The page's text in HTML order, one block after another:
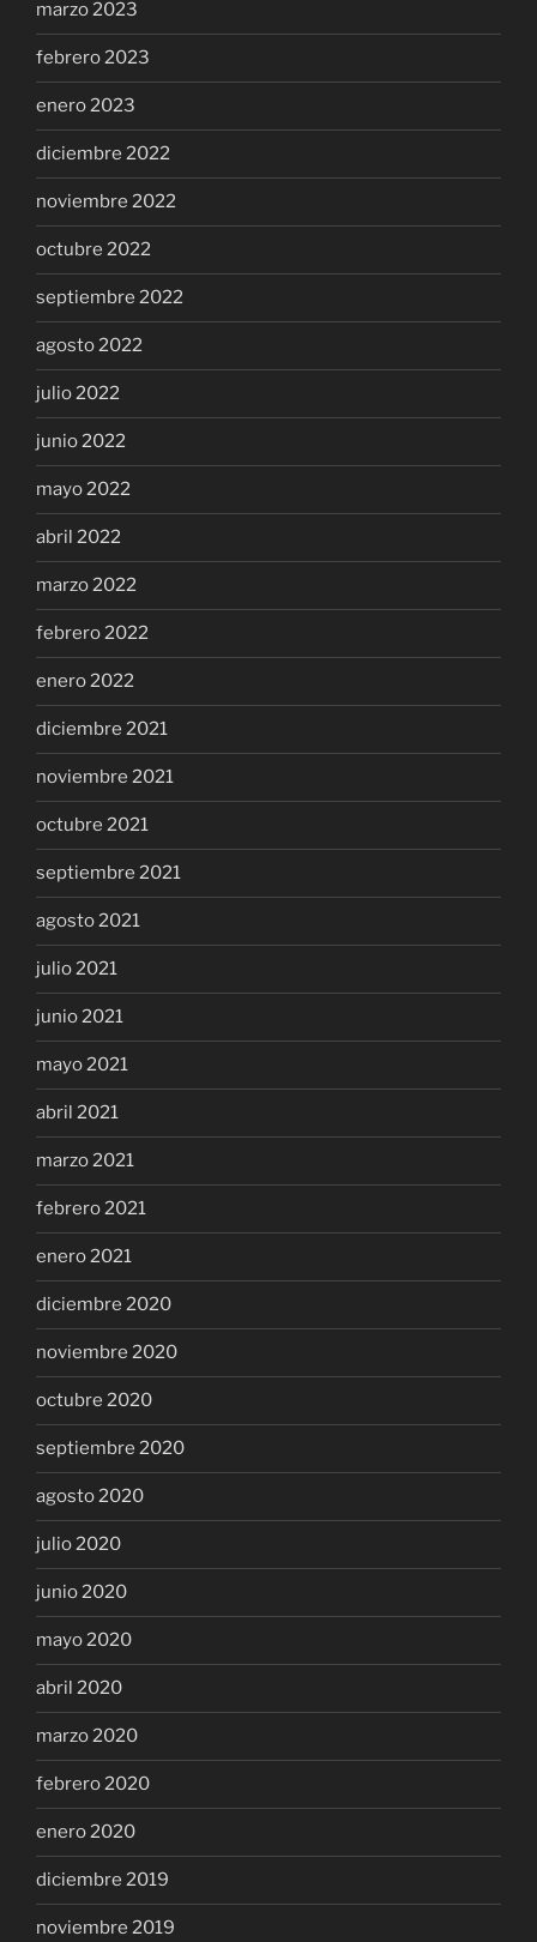
marzo 2023
febrero 2023
enero 2023
diciembre 2022
noviembre 2022
octubre 2022
septiembre 2022
agosto 2022
julio 2022
junio 2022
mayo 2022
abril 2022
marzo 2022
febrero 2022
enero 2022
diciembre 2021
noviembre 2021
octubre 2021
septiembre 2021
agosto 2021
julio 2021
junio 2021
mayo 2021
abril 2021
marzo 2021
febrero 2021
enero 2021
diciembre 2020
noviembre 2020
octubre 2020
septiembre 2020
agosto 2020
julio 2020
junio 2020
mayo 2020
abril 2020
marzo 2020
febrero 2020
enero 2020
diciembre 2019
noviembre 2019